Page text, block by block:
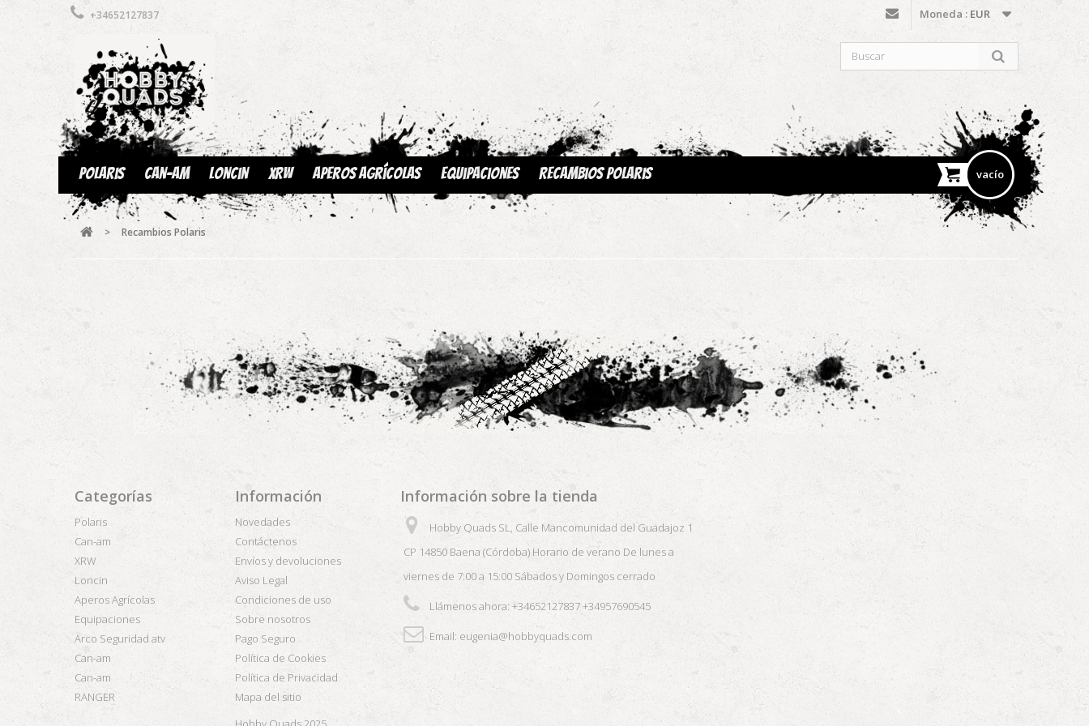
Moneda : EUR
+34652127837
vacío
Polaris Can-am Loncin XRW Aperos Agrícolas Equipaciones Recambios Polaris
> Recambios Polaris
Categorías
Polaris
Can-am
XRW
Loncin
Aperos Agrícolas
Equipaciones
Arco Seguridad atv
Can-am
Can-am
RANGER
Información
Novedades
Contáctenos
Envíos y devoluciones
Aviso Legal
Condiciones de uso
Sobre nosotros
Pago Seguro
Política de Cookies
Política de Privacidad
Mapa del sitio
Información sobre la tienda
Hobby Quads SL, Calle Mancomunidad del Guadajoz 1
CP 14850 Baena (Córdoba) Horario de verano De lunes a
viernes de 7:00 a 15:00 Sábados y Domingos cerrado
Llámenos ahora: +34652127837 +34957690545
Email: eugenia@hobbyquads.com